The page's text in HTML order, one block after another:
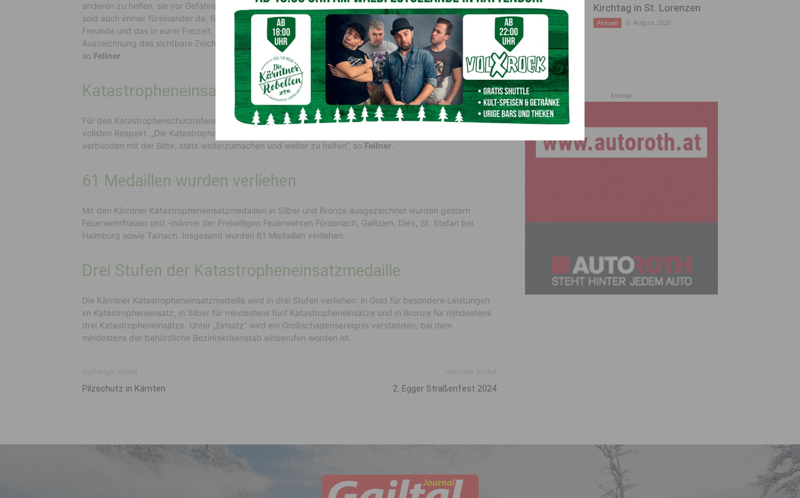
anderen zu helfen, sie vor Gefahren zu schützen und auch ihr Hab und Gut vor Schäden zu bewahren. Ihr
seid auch immer füreinander da, für eure Kameradinnen und Kameraden, für eure Mitmenschen und
Freunde und das in eurer Freizeit, das soll heute keine Selbstverständlichkeit sein. Heute soll diese
Auszeichnung das sichtbare Zeichen für unseren Dank sein – der Dank für eure Mühen und euren Einsatz“,
so Fellner
Katastropheneinsatz ist die „Königsdisziplin“
Für den Katastrophenschutzreferenten ist der Katastropheneinsatz die „Königsdisziplin“, er verdiene
vollsten Respekt. „Die Katastropheneinsatzmedaille ist unser Zeichen der Wertschätzung und sie ist
verbunden mit der Bitte, stets weiterzumachen und weiter zu helfen“, so Fellner
61 Medaillen wurden verliehen
Mit den Kärntner Katastropheneinsatzmedaillen in Silber und Bronze ausgezeichnet wurden gestern
Feuerwehrfrauen und -männer der Freiwilligen Feuerwehren Förderlach, Gallizien, Diex, St. Stefan bei
Haimburg sowie Tainach. Insgesamt wurden 61 Medaillen verliehen.
Drei Stufen der Katastropheneinsatzmedaille
Die Kärntner Katastropheneinsatzmedaille wird in drei Stufen verliehen: in Gold für besondere Leistungen
im Katastropheneinsatz, in Silber für mindestens fünf Katastropheneinsätze und in Bronze für mindestens
drei Katastropheneinsätze. Unter „Einsatz“ wird ein Großschadensereignis verstanden, bei dem
mindestens der behördliche Bezirkskrisenstab einberufen worden ist.
Pilzschutz in Kärnten 2. Egger Straßenfest 2024
Kirchtag in St. Lorenzen
Aktuell 6. August 2026
Anzeige